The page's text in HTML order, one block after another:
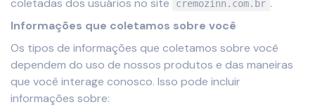
coletadas dos usuários no site
cremozinn.com.br .
Informações que coletamos sobre você
Os tipos de informações que coletamos sobre você
dependem do uso de nossos produtos e das maneiras
que você interage conosco. Isso pode incluir
informações sobre: